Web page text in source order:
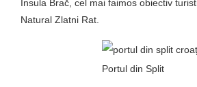
Insula Brač, cel mai faimos obiectiv
Natural Zlatni Rat.
Portul din Split